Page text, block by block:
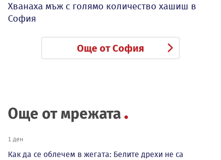
Хванаха мъж с голямо количество хашиш в
София
Още от София
Още от мрежата
1 ден
Как да се облечем в жегата: Белите дрехи не са